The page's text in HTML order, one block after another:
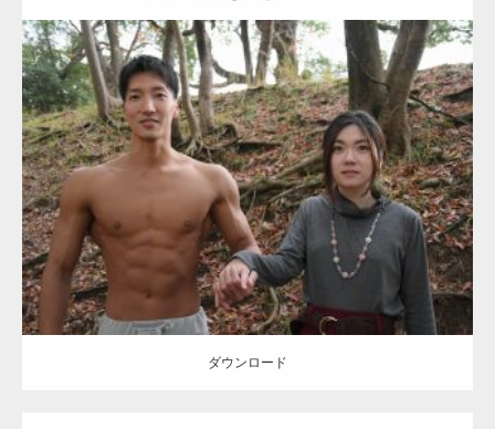
Update:2021.07.8
Category:公園のマッチョ その他 AKIHITO(細マッチョ) 大胸筋 腹筋
ダウンロード
ダウンロード